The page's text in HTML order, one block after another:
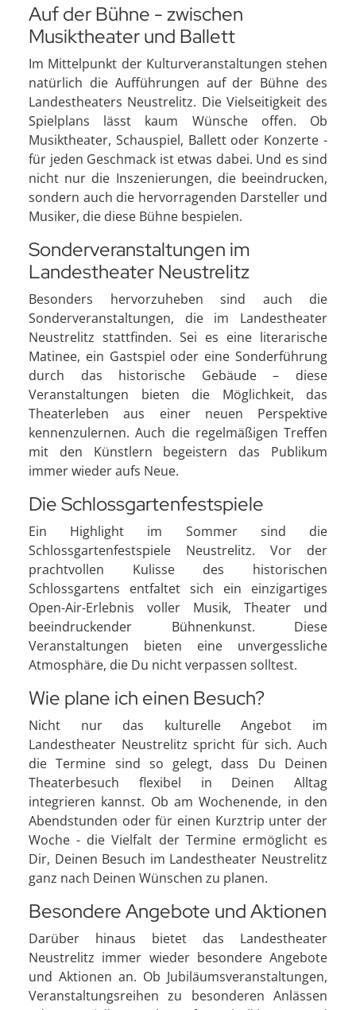
Auf der Bühne - zwischen
Musiktheater und Ballett
Im Mittelpunkt der Kulturveranstaltungen stehen
natürlich die Aufführungen auf der Bühne des
Landestheaters Neustrelitz. Die Vielseitigkeit des
Spielplans lässt kaum Wünsche offen. Ob
Musiktheater, Schauspiel, Ballett oder Konzerte -
für jeden Geschmack ist etwas dabei. Und es sind
nicht nur die Inszenierungen, die beeindrucken,
sondern auch die hervorragenden Darsteller und
Musiker, die diese Bühne bespielen.
Sonderveranstaltungen im
Landestheater Neustrelitz
Besonders hervorzuheben sind auch die
Sonderveranstaltungen, die im Landestheater
Neustrelitz stattfinden. Sei es eine literarische
Matinee, ein Gastspiel oder eine Sonderführung
durch das historische Gebäude – diese
Veranstaltungen bieten die Möglichkeit, das
Theaterleben aus einer neuen Perspektive
kennenzulernen. Auch die regelmäßigen Treffen
mit den Künstlern begeistern das Publikum
immer wieder aufs Neue.
Die Schlossgartenfestspiele
Ein Highlight im Sommer sind die
Schlossgartenfestspiele Neustrelitz. Vor der
prachtvollen Kulisse des historischen
Schlossgartens entfaltet sich ein einzigartiges
Open-Air-Erlebnis voller Musik, Theater und
beeindruckender Bühnenkunst. Diese
Veranstaltungen bieten eine unvergessliche
Atmosphäre, die Du nicht verpassen solltest.
Wie plane ich einen Besuch?
Nicht nur das kulturelle Angebot im
Landestheater Neustrelitz spricht für sich. Auch
die Termine sind so gelegt, dass Du Deinen
Theaterbesuch flexibel in Deinen Alltag
integrieren kannst. Ob am Wochenende, in den
Abendstunden oder für einen Kurztrip unter der
Woche - die Vielfalt der Termine ermöglicht es
Dir, Deinen Besuch im Landestheater Neustrelitz
ganz nach Deinen Wünschen zu planen.
Besondere Angebote und Aktionen
Darüber hinaus bietet das Landestheater
Neustrelitz immer wieder besondere Angebote
und Aktionen an. Ob Jubiläumsveranstaltungen,
Veranstaltungsreihen zu besonderen Anlässen